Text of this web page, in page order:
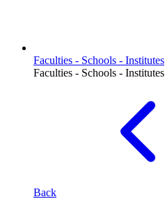
Faculties - Schools - Institutes
Faculties - Schools - Institutes
Back